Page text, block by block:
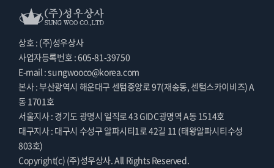
상호 : (주)성우상사
사업자등록번호 : 605-81-39750
E-mail : sungwooco@korea.com
본사 : 부산광역시 해운대구 센텀중앙로 97(재송동, 센텀스카이비즈) A
동 1701호
서울지사 : 경기도 광명시 일직로 43 GIDC광명역 A동 1514호
대구지사 : 대구시 수성구 알파시티1로 42길 11 (태왕알파시티수성
803호)
Copyright(c) (주)성우상사. All Rights Reserved.